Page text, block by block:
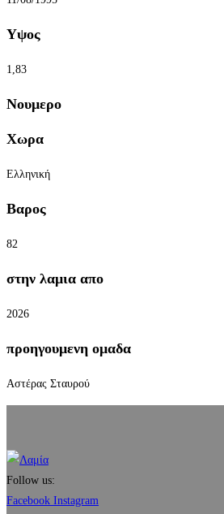
Υψος
1,83
Νουμερο
Χωρα
Ελληνική
Βαρος
82
στην λαμια απο
2026
προηγουμενη ομαδα
Αστέρας Σταυρού
Follow us:
Facebook Instagram